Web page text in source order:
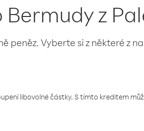
z
peněz. Vyberte si z některé z
libovolné částky. S tímto kreditem